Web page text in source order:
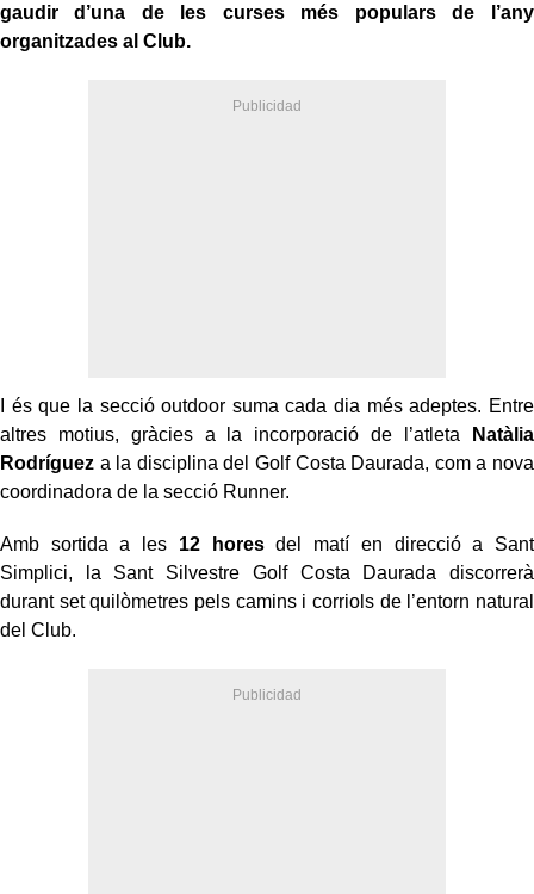
gaudir d’una de les curses més populars de l’any
organitzades al Club.
I és que la secció outdoor suma cada dia més adeptes. Entre
altres motius, gràcies a la incorporació de l’atleta
Natàlia
Rodríguez a la disciplina del Golf Costa Daurada, com a nova
coordinadora de la secció Runner.
Amb sortida a les 12 horesdel matí en direcció a Sant
Simplici, la Sant Silvestre Golf Costa Daurada discorrerà
durant set quilòmetres pels camins i corriols de l’entorn natural
del Club.